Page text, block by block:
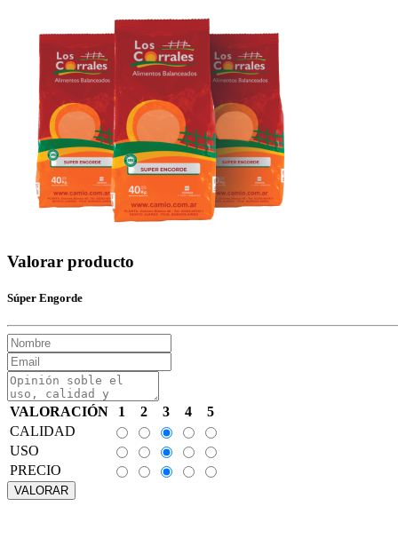
Valorar producto
Súper Engorde
VALORACIÓN 1 2 3 4
5
CALIDAD
USO
PRECIO